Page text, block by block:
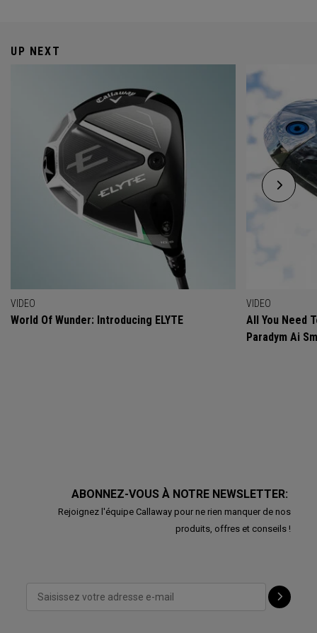
UP NEXT
VIDEO
World Of Wunder: Introducing ELYTE
VIDEO
All You Need
Paradym Ai
ABONNEZ-VOUS À NOTRE NEWSLETTER:
Rejoignez l'équipe Callaway pour ne rien manquer de nos
produits, offres et conseils !